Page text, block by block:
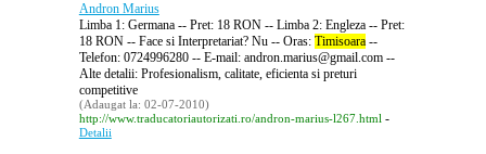
Andron Marius
Limba 1: Germana -- Pret: 18 RON -- Limba 2: Engleza -- Pret:
18 RON -- Face si Interpretariat? Nu -- Oras: Timisoara--
Telefon: 0724996280 -- E-mail: andron.marius@gmail.com --
Alte detalii: Profesionalism, calitate, eficienta si preturi
competitive
(Adaugat la: 02-07-2010)
http://www.traducatoriautorizati.ro/andron-marius-l267.html-
Detalii